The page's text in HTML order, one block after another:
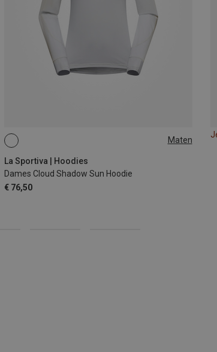
Maten
La Sportiva | Hoodies
Dames Cloud Shadow Sun Hoodie
€ 76,50
XS